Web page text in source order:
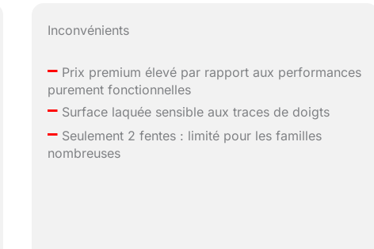
Inconvénients
– Prix premium élevé par rapport aux performances
purement fonctionnelles
– Surface laquée sensible aux traces de doigts
– Seulement 2 fentes : limité pour les familles
nombreuses